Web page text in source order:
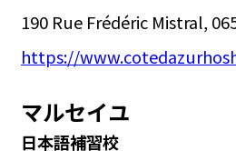
190 Rue Frédéric Mistral,
https://
マルセイユ
日本語補習校